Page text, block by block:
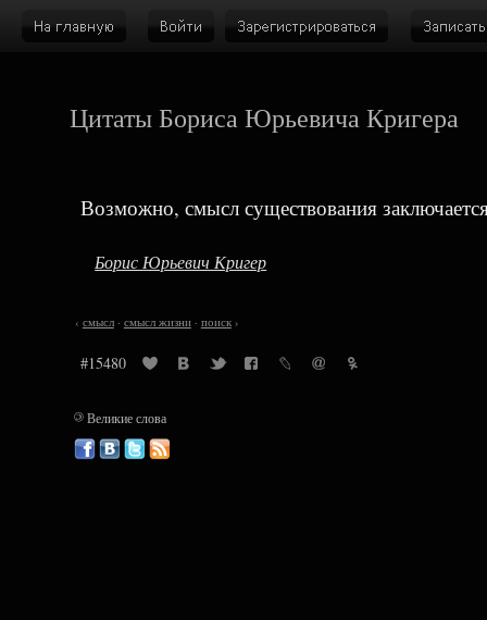
Цитаты Бориса Юрьевича Кригера
Возможно, смысл существования
Борис Юрьевич Кригер
‹ смысл· смысл жизни· поиск›
#15480
©Великие слова